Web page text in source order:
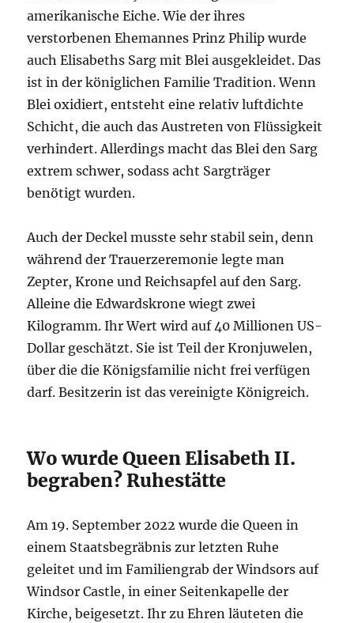
amerikanische Eiche. Wie der ihres
verstorbenen Ehemannes Prinz Philip wurde
auch Elisabeths Sarg mit Blei ausgekleidet. Das
ist in der königlichen Familie Tradition. Wenn
Blei oxidiert, entsteht eine relativ luftdichte
Schicht, die auch das Austreten von Flüssigkeit
verhindert. Allerdings macht das Blei den Sarg
extrem schwer, sodass acht Sargträger
benötigt wurden.
Auch der Deckel musste sehr stabil sein, denn
während der Trauerzeremonie legte man
Zepter, Krone und Reichsapfel auf den Sarg.
Alleine die Edwardskrone wiegt zwei
Kilogramm. Ihr Wert wird auf 40 Millionen US-
Dollar geschätzt. Sie ist Teil der Kronjuwelen,
über die die Königsfamilie nicht frei verfügen
darf. Besitzerin ist das vereinigte Königreich.
Wo wurde Queen Elisabeth II.
begraben? Ruhestätte
Am 19. September 2022 wurde die Queen in
einem Staatsbegräbnis zur letzten Ruhe
geleitet und im Familiengrab der Windsors auf
Windsor Castle, in einer Seitenkapelle der
Kirche, beigesetzt. Ihr zu Ehren läuteten die